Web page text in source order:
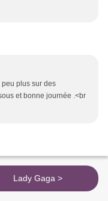
plus sur des
et bonne journée .<br
Lady Gaga >